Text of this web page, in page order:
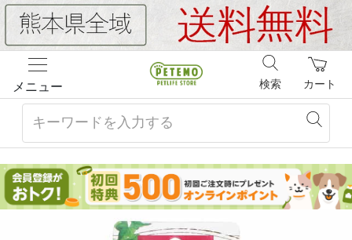
メニュー カート
検索